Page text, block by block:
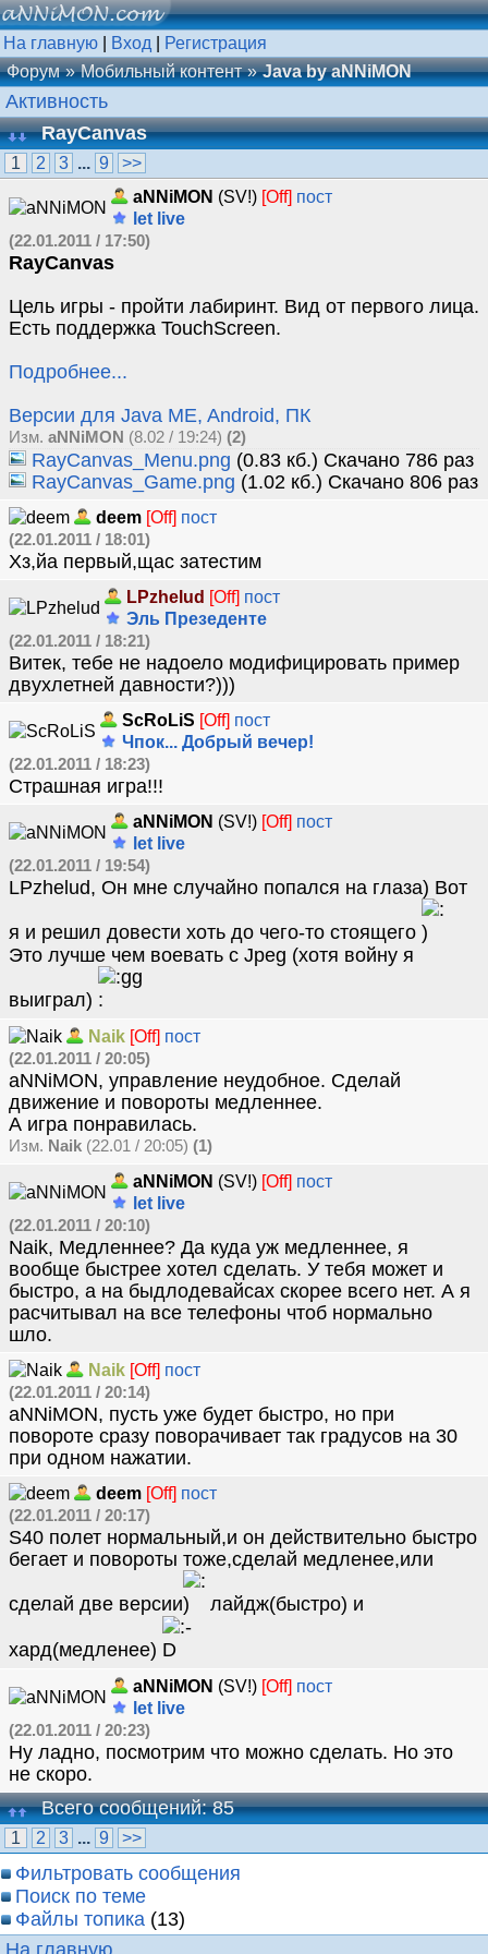
На главную Вход
Регистрация
Форум
Мобильный контент Java by aNNiMON
Активность
RayCanvas
1 2 3 ... 9
>>
aNNiMON (SV!) [Off] пост
let live
(22.01.2011 / 17:50)
RayCanvas
Цель игры - пройти лабиринт. Вид от первого лица.
Есть поддержка TouchScreen.
Подробнее...
Версии для Java ME, Android, ПК
Изм. aNNiMON (8.02 / 19:24) (2)
RayCanvas_Menu.png (0.83 кб.) Скачано 786 раз
RayCanvas_Game.png (1.02 кб.) Скачано 806 раз
deem [Off] пост
(22.01.2011 / 18:01)
Хз,йа первый,щас затестим
LPzhelud [Off] пост
Эль Презеденте
(22.01.2011 / 18:21)
Витек, тебе не надоело модифицировать пример
двухлетней давности?)))
ScRoLiS [Off] пост
Чпок... Добрый вечер!
(22.01.2011 / 18:23)
Стрaшнaя игрa!!!
aNNiMON (SV!) [Off] пост
let live
(22.01.2011 / 19:54)
LPzhelud, Он мне случайно попался на глаза) Вот
я и решил довести хоть до чего-то стоящего
Это лучше чем воевать с Jpeg (хотя войну я
выиграл)
Naik [Off] пост
(22.01.2011 / 20:05)
aNNiMON, управление неудобное. Сделай
движение и повороты медленнее.
А игра понравилась.
Изм. Naik (22.01 / 20:05) (1)
aNNiMON (SV!) [Off] пост
let live
(22.01.2011 / 20:10)
Naik, Медленнее? Да куда уж медленнее, я
вообще быстрее хотел сделать. У тебя может и
быстро, а на быдлодевайсах скорее всего нет. А я
расчитывал на все телефоны чтоб нормально
шло.
Naik [Off] пост
(22.01.2011 / 20:14)
aNNiMON, пусть уже будет быстро, но при
повороте сразу поворачивает так градусов на 30
при одном нажатии.
deem [Off] пост
(22.01.2011 / 20:17)
S40 полет нормальный,и он действительно быстро
бегает и повороты тоже,сделай медленее,или
сделай две версии лайдж(быстро) и
хард(медленее)
aNNiMON (SV!) [Off] пост
let live
(22.01.2011 / 20:23)
Ну ладно, посмотрим что можно сделать. Но это
не скоро.
Всего сообщений: 85
1 2 3 ... 9 >>
Фильтровать сообщения
Поиск по теме
Файлы топика (13)